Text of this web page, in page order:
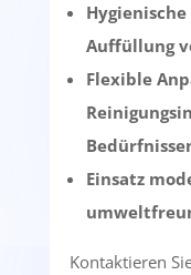
Auffüllung
Flexible
Einsatz
Kontaktieren